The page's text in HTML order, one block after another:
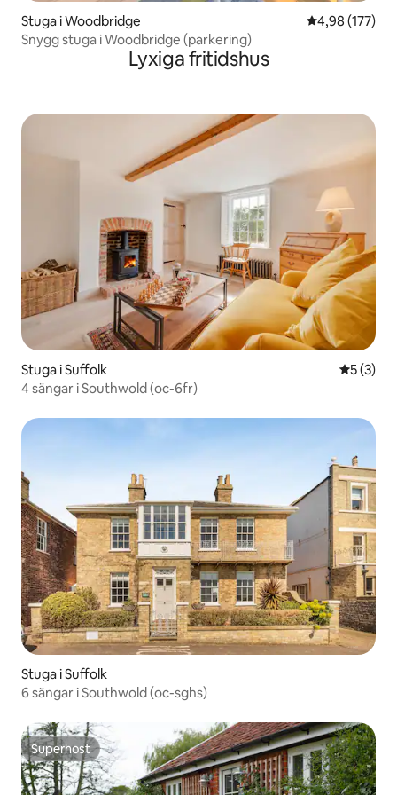
Stuga i Woodbridge 4,98 av 5 i
4,98 (177)
Snygg stuga i Woodbridge (parkering)
Lyxiga fritidshus
Stuga i Suffolk 5 av 5 i
5 (3)
4 sängar i Southwold (oc-6fr)
Stuga i Suffolk
6 sängar i Southwold (oc-sghs)
Superhost
Superhost